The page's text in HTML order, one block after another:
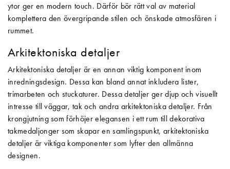
ytor ger en modern touch. Därför bör rätt val av material
komplettera den övergripande stilen och önskade atmosfären i
rummet.
Arkitektoniska detaljer
Arkitektoniska detaljer är en annan viktig komponent inom
inredningsdesign. Dessa kan bland annat inkludera lister,
trimarbeten och stuckaturer. Dessa detaljer ger djup och visuellt
intresse till väggar, tak och andra arkitektoniska detaljer. Från
krongjutning som förhöjer elegansen i ett rum till dekorativa
takmedaljonger som skapar en samlingspunkt, arkitektoniska
detaljer är viktiga komponenter som lyfter den allmänna
designen.